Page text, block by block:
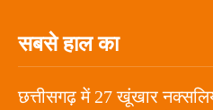
सबसे हाल का
छत्तीसगढ़ में 27 खूंखार